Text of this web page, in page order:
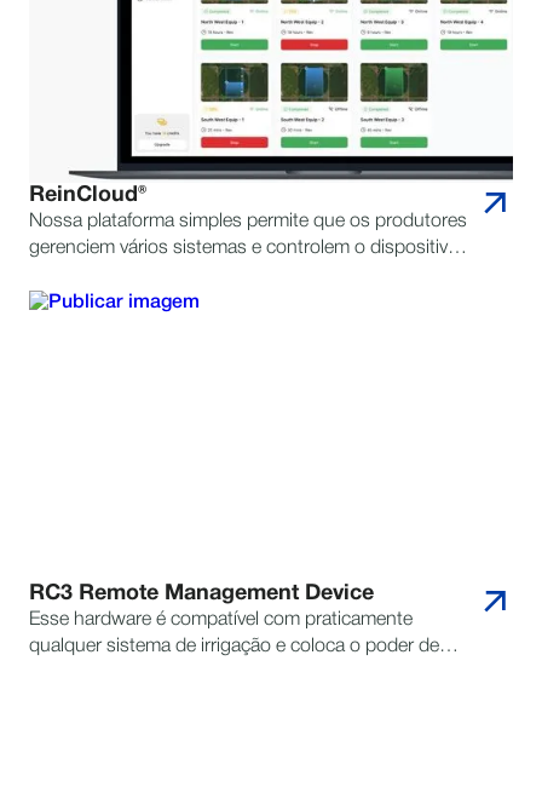
ReinCloud®
Nossa plataforma simples permite que os produtores
gerenciem vários sistemas e controlem o dispositivo
RC3 Remote Management Device
Esse hardware é compatível com praticamente
qualquer sistema de irrigação e coloca o poder de